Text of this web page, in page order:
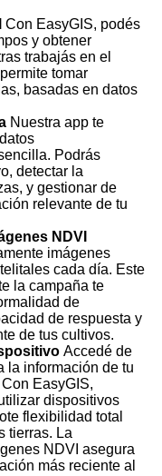
Con EasyGIS, podés
y obtener
trabajás en el
tomar
basadas en datos
Nuestra app te
Podrás
detectar la
y gestionar de
relevante de tu
NDVI
imágenes
cada día. Este
la campaña te
de
de respuesta y
de tus cultivos.
Accedé de
la información de tu
EasyGIS,
dispositivos
flexibilidad total
tierras. La
NDVI asegura
más reciente al